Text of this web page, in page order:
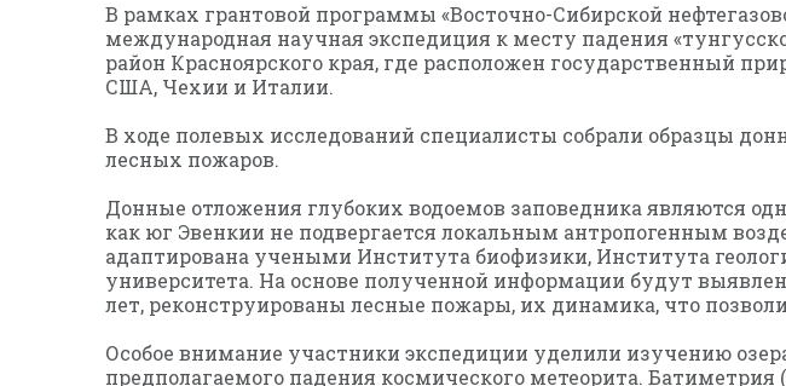
В рамках грантовой программы «Восточно-Сибирской
международная научная экспедиция к месту падения
район Красноярского края, где расположен государственный
США, Чехии и Италии.
В ходе полевых исследований специалисты собрали образцы
лесных пожаров.
Донные отложения глубоких водоемов заповедника являются
как юг Эвенкии не подвергается локальным антропогенным
адаптирована учеными Института биофизики, Института
университета. На основе полученной информации будут
лет, реконструированы лесные пожары, их динамика, что
Особое внимание участники экспедиции уделили изучению
предполагаемого падения космического метеорита.